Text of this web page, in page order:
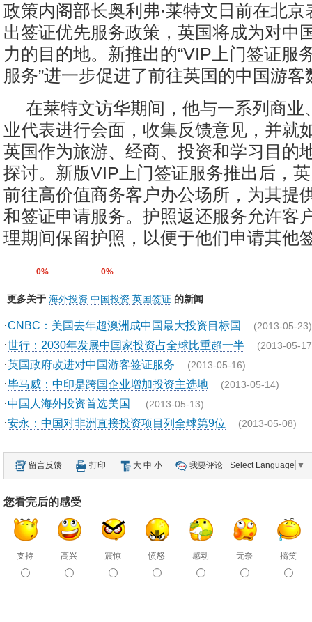
政策内阁部长奥利弗·莱特文日前在北
出签证优先服务政策，英国将成为对中
力的目的地。新推出的“VIP上门签证服
服务”进一步促进了前往英国的中国游
在莱特文访华期间，他与一系列商业
业代表进行会面，收集反馈意见，并就
英国作为旅游、经商、投资和学习目的
探讨。新版VIP上门签证服务推出后，
前往高价值商务客户办公场所，为其提
和签证申请服务。护照返还服务允许客
理期间保留护照，以便于他们申请其他
0% 0%
更多关于 海外投资 中国投资 英国签证 的新闻
·CNBC：美国去年超澳洲成中国最大投资目标国 (2013-05-23)
·世行：2030年发展中国家投资占全球比重超一半 (2013-05-
·英国政府改进对中国游客签证服务 (2013-05-16)
·毕马威：中印是跨国企业增加投资主选地 (2013-05-14)
·中国人海外投资首选美国 (2013-05-13)
·安永：中国对非洲直接投资项目列全球第9位 (2013-05-08)
留言反馈 打印 大 中 小 我要评论 Select Language ▼
您看完后的感受
支持 高兴 震惊 愤怒 感动 无奈 搞笑